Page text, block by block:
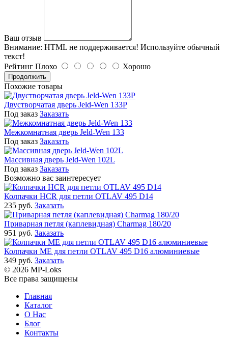
Ваш отзыв
Внимание: HTML не поддерживается! Используйте обычный
текст!
Рейтинг Плохо Хорошо
Продолжить
Похожие товары
Двустворчатая дверь Jeld-Wen 133P
Под заказ Заказать
Межкомнатная дверь Jeld-Wen 133
Под заказ Заказать
Массивная дверь Jeld-Wen 102L
Под заказ Заказать
Возможно вас заинтересует
Колпачки HCR для петли OTLAV 495 D14
235 руб. Заказать
Приварная петля (каплевидная) Charmag 180/20
951 руб. Заказать
Колпачки ME для петли OTLAV 495 D16 алюминиевые
349 руб. Заказать
© 2026 MP-Loks
Все права защищены
Главная
Каталог
О Нас
Блог
Контакты